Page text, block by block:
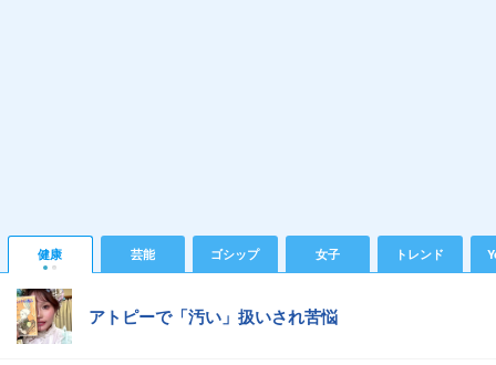
健康 芸能 ゴシップ 女子 トレンド
アトピーで「汚い」扱いされ苦悩